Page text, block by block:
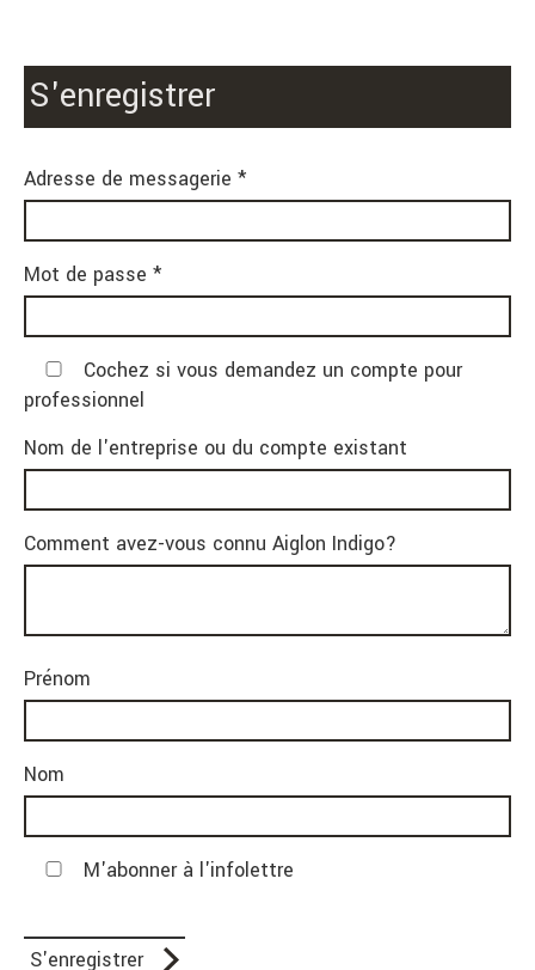
S'enregistrer
Adresse de messagerie *
Mot de passe *
Cochez si vous demandez un compte pour
professionnel
Nom de l'entreprise ou du compte existant
Comment avez-vous connu Aiglon Indigo?
Prénom
Nom
M'abonner à l'infolettre